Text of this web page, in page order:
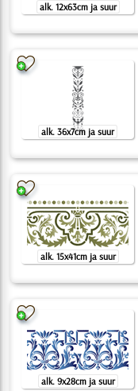
alk. 12x63cm ja suur
alk. 36x7cm ja suur
alk. 15x41cm ja suur
alk. 9x28cm ja suur